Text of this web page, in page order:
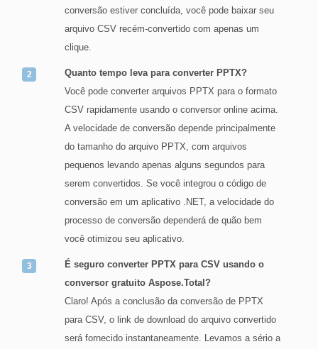
conversão estiver concluída, você pode baixar seu
arquivo CSV recém-convertido com apenas um
clique.
Quanto tempo leva para converter PPTX?
Você pode converter arquivos PPTX para o formato
CSV rapidamente usando o conversor online acima.
A velocidade de conversão depende principalmente
do tamanho do arquivo PPTX, com arquivos
pequenos levando apenas alguns segundos para
serem convertidos. Se você integrou o código de
conversão em um aplicativo .NET, a velocidade do
processo de conversão dependerá de quão bem
você otimizou seu aplicativo.
É seguro converter PPTX para CSV usando o
conversor gratuito Aspose.Total?
Claro! Após a conclusão da conversão de PPTX
para CSV, o link de download do arquivo convertido
será fornecido instantaneamente. Levamos a sério a